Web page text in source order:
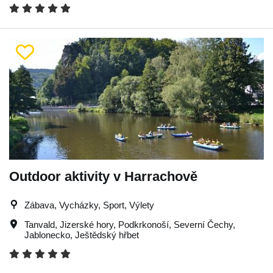
Outdoor aktivity v Harrachově
Zábava, Vycházky, Sport, Výlety
Tanvald, Jizerské hory, Podkrkonoší, Severní Čechy,
Jablonecko, Ještědský hřbet